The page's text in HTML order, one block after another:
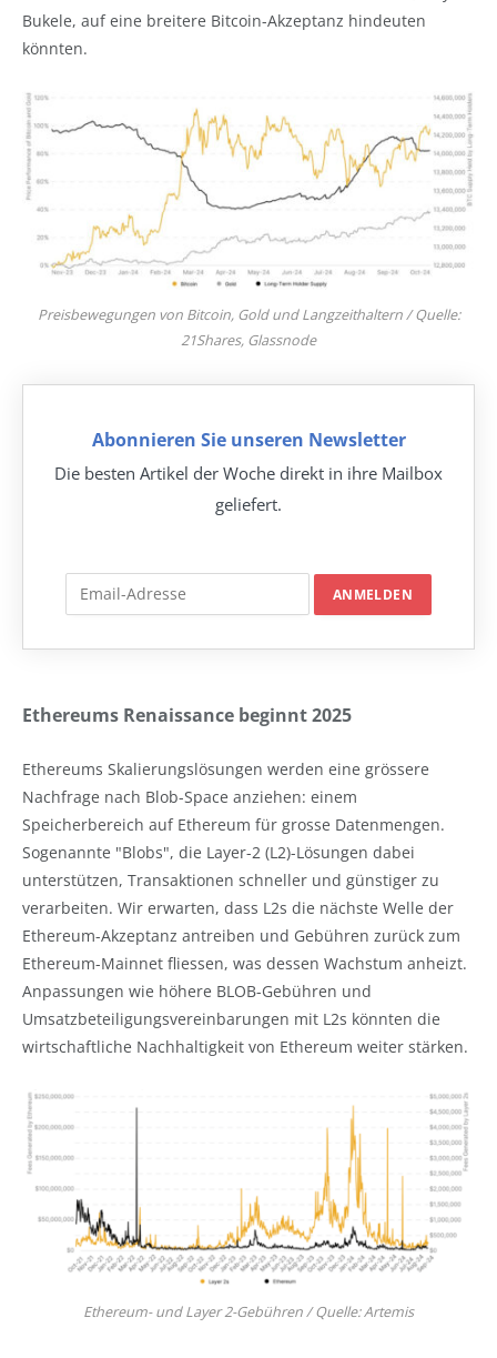
Bukele, auf eine breitere Bitcoin-Akzeptanz hindeuten
könnten.
Preisbewegungen von Bitcoin, Gold und Langzeithaltern / Quelle:
21Shares, Glassnode
Abonnieren Sie unseren Newsletter
Die besten Artikel der Woche direkt in ihre Mailbox
geliefert.
Ethereums Renaissance beginnt 2025
Ethereums Skalierungslösungen werden eine grössere
Nachfrage nach Blob-Space anziehen: einem
Speicherbereich auf Ethereum für grosse Datenmengen.
Sogenannte "Blobs", die Layer-2 (L2)-Lösungen dabei
unterstützen, Transaktionen schneller und günstiger zu
verarbeiten. Wir erwarten, dass L2s die nächste Welle der
Ethereum-Akzeptanz antreiben und Gebühren zurück zum
Ethereum-Mainnet fliessen, was dessen Wachstum anheizt.
Anpassungen wie höhere BLOB-Gebühren und
Umsatzbeteiligungsvereinbarungen mit L2s könnten die
wirtschaftliche Nachhaltigkeit von Ethereum weiter stärken.
Ethereum- und Layer 2-Gebühren / Quelle: Artemis